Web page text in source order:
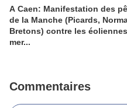
A Caen: Manifestation des
de la Manche (Picards,
Bretons) contre les
mer...
Commentaires